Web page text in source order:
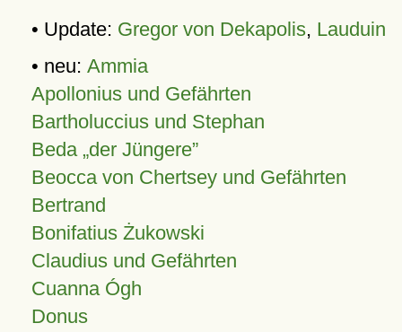
• Update: Gregor von Dekapolis, Lauduin
• neu: Ammia
Apollonius und Gefährten
Bartholuccius und Stephan
Beda „der Jüngere”
Beocca von Chertsey und Gefährten
Bertrand
Bonifatius Żukowski
Claudius und Gefährten
Cuanna Ógh
Donus